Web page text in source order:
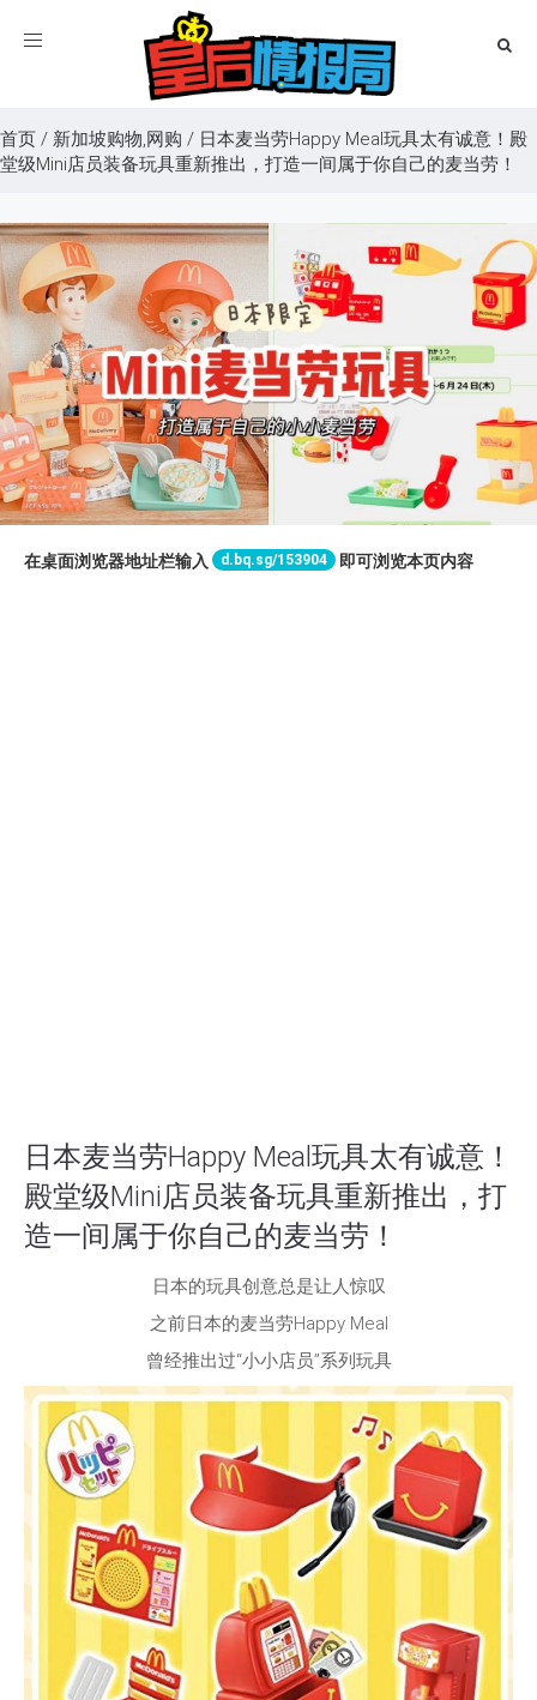
Toggle
首页 / 新加坡购物,网购 / 日本麦当劳Happy Meal玩具太有诚意！殿
堂级Mini店员装备玩具重新推出，打造一间属于你自己的麦当劳！
在桌面浏览器地址栏输入 d.bq.sg/153904 即可浏览本页内容
日本麦当劳Happy Meal玩具太有诚意！
殿堂级Mini店员装备玩具重新推出，打
造一间属于你自己的麦当劳！
日本的玩具创意总是让人惊叹
之前日本的麦当劳Happy Meal
曾经推出过“小小店员”系列玩具